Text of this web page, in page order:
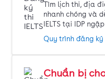
Tìm lịch thi, địa
nhanh chóng và
IELTS tại IDP
Quy trình đăng ký
Chuẩn bị